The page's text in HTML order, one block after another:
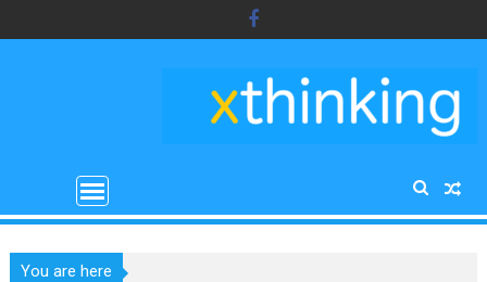
al
You are here